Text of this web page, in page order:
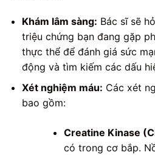
Khám lâm sàng: Bác sĩ sẽ
triệu chứng bạn đang gặp
thực thể để đánh giá sức
động và tìm kiếm các dấu
Xét nghiệm máu: Các xét
bao gồm:
Creatine Kinase
có trong cơ bắp.